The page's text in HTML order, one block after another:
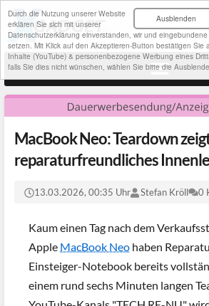
Ausblenden
Durch die Nutzung unserer Website
erklären Sie sich mit unserer
Datenschutzerklärung einverstanden, wir und
setzen. Mit Klick auf den Akzeptieren-Button bestätigen Sie
Inhalte (YouTube) & personenbezogene Werbung eines
falls Sie dies nicht wünschen, wählen Sie bitte die
MacBook Neo: Teardown
reparaturfreundliches
13.03.2026, 00:35 Uhr Stefan Kröll 0
Kaum einen Tag nach dem
Apple MacBook Neo haben
Einsteiger-Notebook bereits
einem rund sechs Minuten langen